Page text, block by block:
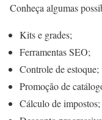
Conheça algumas
Kits e grades;
Ferramentas SEO;
Controle de estoque;
Promoção de
Cálculo de impostos;